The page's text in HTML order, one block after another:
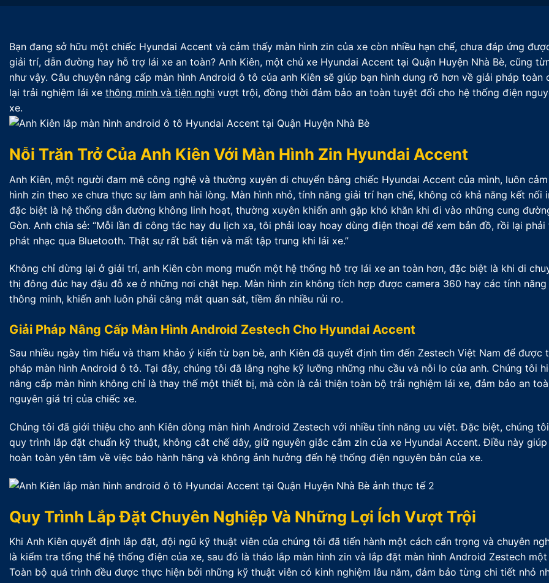
Bạn đang sở hữu một chiếc Hyundai Accent và cảm thấy màn hình zin của xe còn nhiều hạn chế, chưa đáp ứng
giải trí, dẫn đường hay hỗ trợ lái xe an toàn? Anh Kiên, một chủ xe Hyundai Accent tại Quận Huyện Nhà Bè, cũng
như vậy. Câu chuyện nâng cấp màn hình Android ô tô của anh Kiên sẽ giúp bạn hình dung rõ hơn về giải pháp toàn
lại trải nghiệm lái xe thông minh và tiện nghi vượt trội, đồng thời đảm bảo an toàn tuyệt đối cho hệ thống điện
xe.
Nỗi Trăn Trở Của Anh Kiên Với Màn Hình Zin Hyundai Accent
Anh Kiên, một người đam mê công nghệ và thường xuyên di chuyển bằng chiếc Hyundai Accent của mình, luôn
hình zin theo xe chưa thực sự làm anh hài lòng. Màn hình nhỏ, tính năng giải trí hạn chế, không có khả năng kết nối
đặc biệt là hệ thống dẫn đường không linh hoạt, thường xuyên khiến anh gặp khó khăn khi đi vào những cung
Gòn. Anh chia sẻ: “Mỗi lần đi công tác hay du lịch xa, tôi phải loay hoay dùng điện thoại để xem bản đồ, rồi lại
phát nhạc qua Bluetooth. Thật sự rất bất tiện và mất tập trung khi lái xe.”
Không chỉ dừng lại ở giải trí, anh Kiên còn mong muốn một hệ thống hỗ trợ lái xe an toàn hơn, đặc biệt là khi di
thị đông đúc hay đậu đỗ xe ở những nơi chật hẹp. Màn hình zin không tích hợp được camera 360 hay các tính năng
thông minh, khiến anh luôn phải căng mắt quan sát, tiềm ẩn nhiều rủi ro.
Giải Pháp Nâng Cấp Màn Hình Android Zestech Cho Hyundai Accent
Sau nhiều ngày tìm hiểu và tham khảo ý kiến từ bạn bè, anh Kiên đã quyết định tìm đến Zestech Việt Nam để được
pháp màn hình Android ô tô. Tại đây, chúng tôi đã lắng nghe kỹ lưỡng những nhu cầu và nỗi lo của anh. Chúng tôi
nâng cấp màn hình không chỉ là thay thế một thiết bị, mà còn là cải thiện toàn bộ trải nghiệm lái xe, đảm bảo an
nguyên giá trị của chiếc xe.
Chúng tôi đã giới thiệu cho anh Kiên dòng màn hình Android Zestech với nhiều tính năng ưu việt. Đặc biệt, chúng
quy trình lắp đặt chuẩn kỹ thuật, không cắt chế dây, giữ nguyên giắc cắm zin của xe Hyundai Accent. Điều này giúp
hoàn toàn yên tâm về việc bảo hành hãng và không ảnh hưởng đến hệ thống điện nguyên bản của xe.
Quy Trình Lắp Đặt Chuyên Nghiệp Và Những Lợi Ích Vượt Trội
Khi Anh Kiên quyết định lắp đặt, đội ngũ kỹ thuật viên của chúng tôi đã tiến hành một cách cẩn trọng và chuyên
là kiểm tra tổng thể hệ thống điện của xe, sau đó là tháo lắp màn hình zin và lắp đặt màn hình Android Zestech
Toàn bộ quá trình đều được thực hiện bởi những kỹ thuật viên có kinh nghiệm lâu năm, đảm bảo từng chi tiết nhỏ